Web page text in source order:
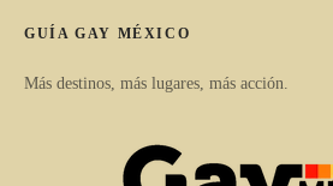
GUÍA GAY MÉXICO
Más destinos, más lugares, más acción.